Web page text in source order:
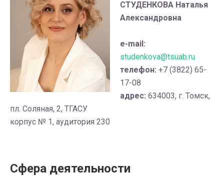
СТУДЕНКОВА Наталья
Александровна
e-mail:
studenkova@tsuab.ru
телефон: +7 (3822) 65-
17-08
адрес: 634003, г. Томск,
пл. Соляная, 2, ТГАСУ
корпус № 1, аудитория 230
Сфера деятельности